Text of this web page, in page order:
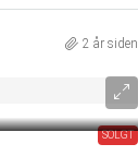
2 år siden
SOLGT